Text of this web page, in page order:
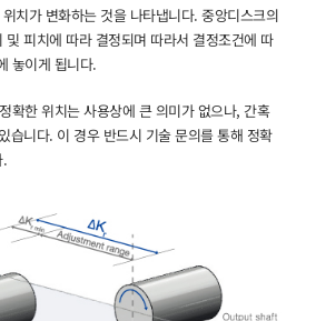
치가 변화하는 것을 나타냅니다. 중앙디스크의
및 피치에 따라 결정되며 따라서 결정조건에 따
놓이게 됩니다.
확한 위치는 사용상에 큰 의미가 없으나, 간혹
습니다. 이 경우 반드시 기술 문의를 통해 정확
.